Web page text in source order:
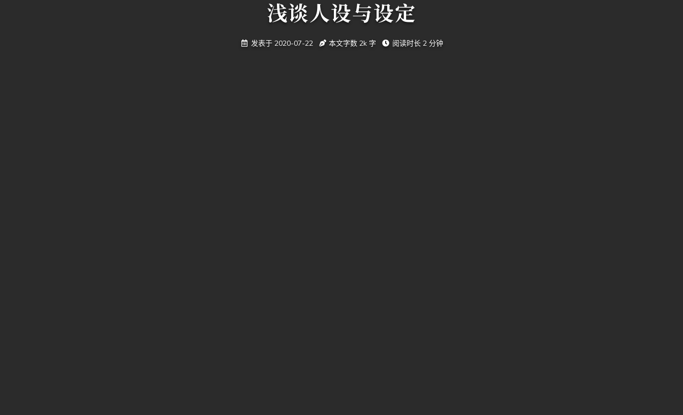
浅谈人设与设定
发表于 2020-07-22 本文字数 2k 字 阅读时长 2 分钟